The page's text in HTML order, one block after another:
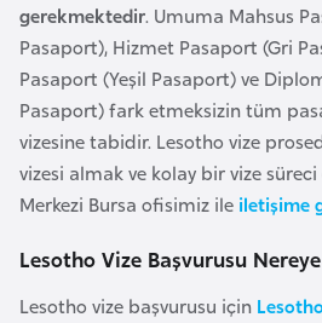
gerekmektedir. Umuma Mahsus
Pasaport), Hizmet Pasaport (Gri
Pasaport (Yeşil Pasaport) ve
Pasaport) fark etmeksizin tüm
vizesine tabidir. Lesotho vize
vizesi almak ve kolay bir vize
Merkezi Bursa ofisimiz ile iletişime
Lesotho Vize Başvurusu Nereye
Lesotho vize başvurusu için
B
e
l
ç
i
k
B